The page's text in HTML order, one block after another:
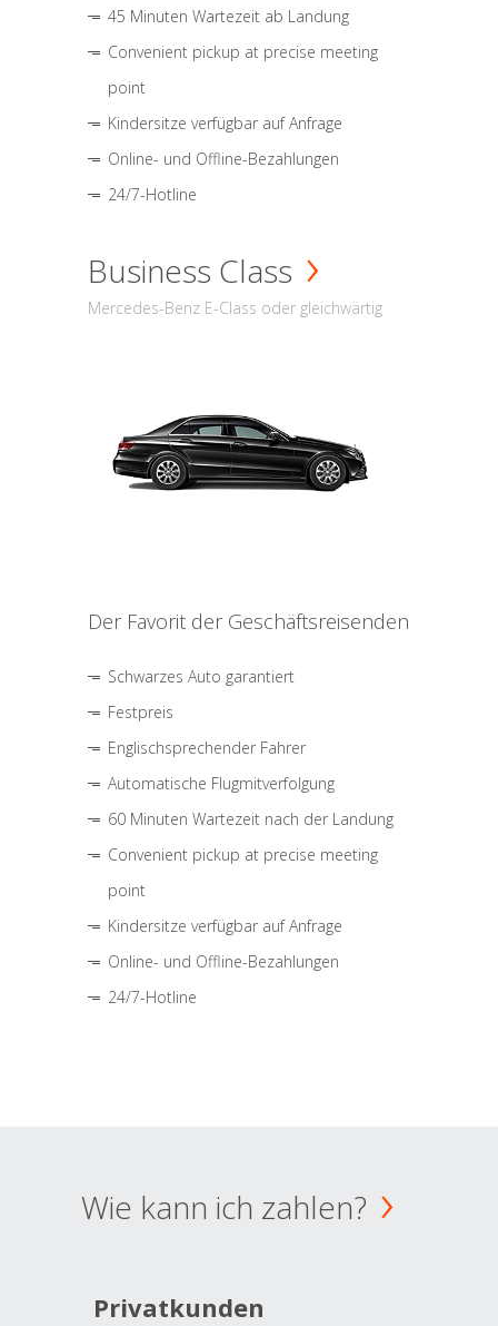
45 Minuten Wartezeit ab Landung
Convenient pickup at precise meeting
point
Kindersitze verfügbar auf Anfrage
Online- und Offline-Bezahlungen
24/7-Hotline
Business Class
Mercedes-Benz E-Class oder gleichwärtig
Der Favorit der Geschäftsreisenden
Schwarzes Auto garantiert
Festpreis
Englischsprechender Fahrer
Automatische Flugmitverfolgung
60 Minuten Wartezeit nach der Landung
Convenient pickup at precise meeting
point
Kindersitze verfügbar auf Anfrage
Online- und Offline-Bezahlungen
24/7-Hotline
Wie kann ich zahlen?
Privatkunden